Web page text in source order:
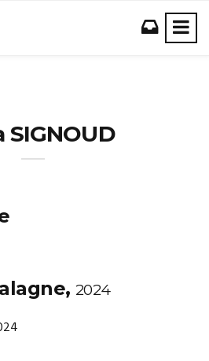
SIGNOUD
2024